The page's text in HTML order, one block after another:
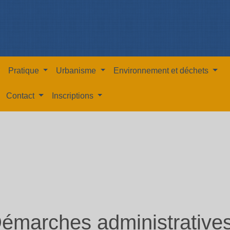
Pratique Urbanisme Environnement et déchets
Contact Inscriptions